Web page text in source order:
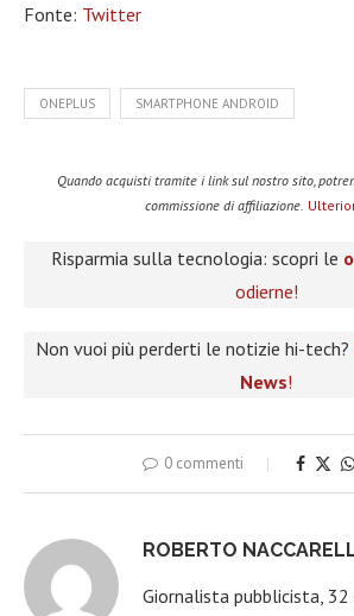
Fonte: Twitter
ONEPLUS SMARTPHONE ANDROID
Quando acquisti tramite i link sul nostro sito,
commissione di affiliazione.
Risparmia sulla tecnologia: scopri le
odierne!
Non vuoi più perderti le notizie hi-tech?
News!
0 commenti
ROBERTO
Giornalista pubblicista, 32